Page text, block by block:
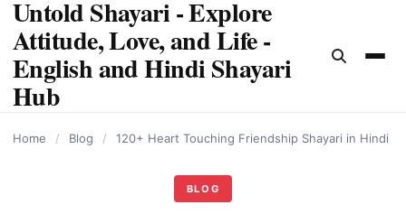
content
Untold Shayari - Explore
Attitude, Love, and Life -
English and Hindi Shayari
Hub
Home / Blog / 120+ Heart Touching Friendship Shayari in Hindi
BLOG